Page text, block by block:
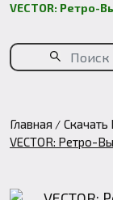
VECTOR:
Главная
VECTOR: Ретро-